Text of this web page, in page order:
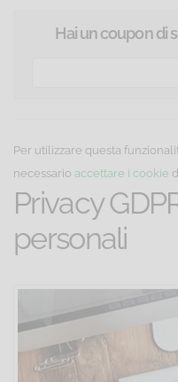
Hai un coupon di
Per utilizzare questa
necessario accettare i cookie
Privacy
personali